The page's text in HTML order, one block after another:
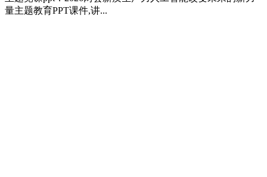
量主题教育PPT课件,讲...